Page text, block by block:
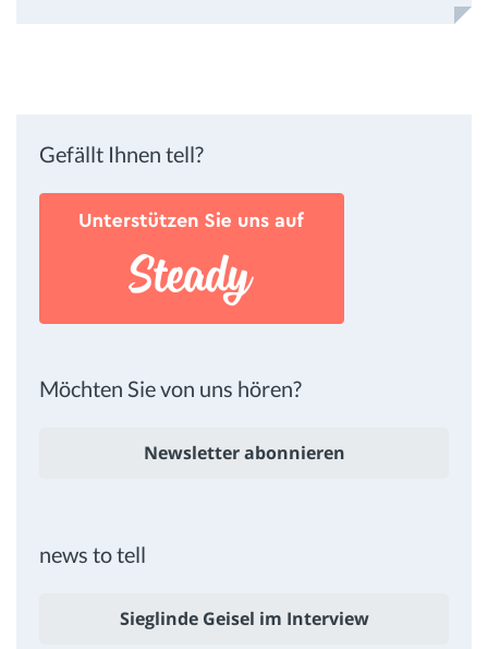
Gefällt Ihnen tell?
Möchten Sie von uns hören?
Newsletter abonnieren
news to tell
Sieglinde Geisel im Interview